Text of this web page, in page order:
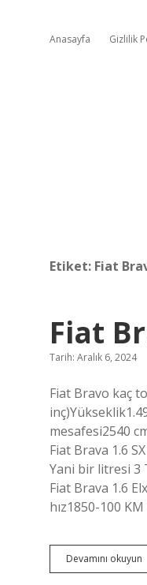
Anasayfa Gizlilik
Etiket: Fiat
Fiat
Tarih: Aralık 6, 2024
Fiat Bravo kaç
mesafesi2540
Fiat Brava 1.6
Yani bir litresi 3
Fiat Brava 1.6
hız1850-100
Devamını okuyun